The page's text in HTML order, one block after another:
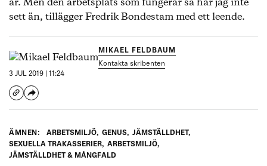
sett än, tillägger Fredrik Bondestam med ett leende.
MIKAEL FELDBAUM
Kontakta skribenten
3 JUL 2019 | 11:24
ÄMNEN: ARBETSMILJÖ, GENUS, JÄMSTÄLLDHET,
SEXUELLA TRAKASSERIER, ARBETSMILJÖ,
JÄMSTÄLLDHET & MÅNGFALD